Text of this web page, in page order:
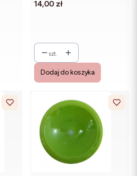
Cena
14,00 zł
szt.
Dodaj do koszyka